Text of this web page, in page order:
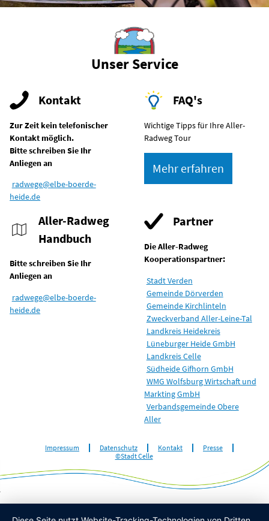
Unser Service
Kontakt
Zur Zeit kein telefonischer
Kontakt möglich.
Bitte schreiben Sie Ihr
Anliegen an
radwege@elbe-boerde-
heide.de
FAQ's
Wichtige Tipps für Ihre Aller-
Radweg Tour
Mehr erfahren
Aller-Radweg
Handbuch
Bitte schreiben Sie Ihr
Anliegen an
radwege@elbe-boerde-
heide.de
Partner
Die Aller-Radweg
Kooperationspartner:
Stadt Verden
Gemeinde Dörverden
Gemeinde Kirchlinteln
Zweckverband Aller-Leine-Tal
Landkreis Heidekreis
Lüneburger Heide GmbH
Landkreis Celle
Südheide Gifhorn GmbH
WMG Wolfsburg Wirtschaft und
Markting GmbH
Verbandsgemeinde Obere
Aller
Impressum Datenschutz Kontakt
Presse
©Stadt Celle